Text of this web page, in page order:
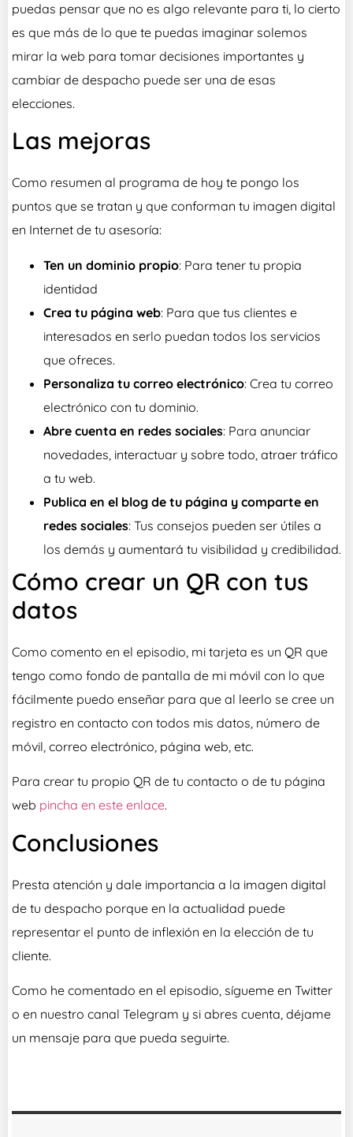
puedas pensar que no es algo relevante para ti, lo cierto
es que más de lo que te puedas imaginar solemos
mirar la web para tomar decisiones importantes y
cambiar de despacho puede ser una de esas
elecciones.
Las mejoras
Como resumen al programa de hoy te pongo los
puntos que se tratan y que conforman tu imagen digital
en Internet de tu asesoría:
Ten un dominio propio: Para tener tu propia
identidad
Crea tu página web: Para que tus clientes e
interesados en serlo puedan todos los servicios
que ofreces.
Personaliza tu correo electrónico: Crea tu correo
electrónico con tu dominio.
Abre cuenta en redes sociales: Para anunciar
novedades, interactuar y sobre todo, atraer tráfico
a tu web.
Publica en el blog de tu página y comparte en
redes sociales: Tus consejos pueden ser útiles a
los demás y aumentará tu visibilidad y credibilidad.
Cómo crear un QR con tus
datos
Como comento en el episodio, mi tarjeta es un QR que
tengo como fondo de pantalla de mi móvil con lo que
fácilmente puedo enseñar para que al leerlo se cree un
registro en contacto con todos mis datos, número de
móvil, correo electrónico, página web, etc.
Para crear tu propio QR de tu contacto o de tu página
web pincha en este enlace.
Conclusiones
Presta atención y dale importancia a la imagen digital
de tu despacho porque en la actualidad puede
representar el punto de inflexión en la elección de tu
cliente.
Como he comentado en el episodio, sígueme en Twitter
o en nuestro canal Telegram y si abres cuenta, déjame
un mensaje para que pueda seguirte.